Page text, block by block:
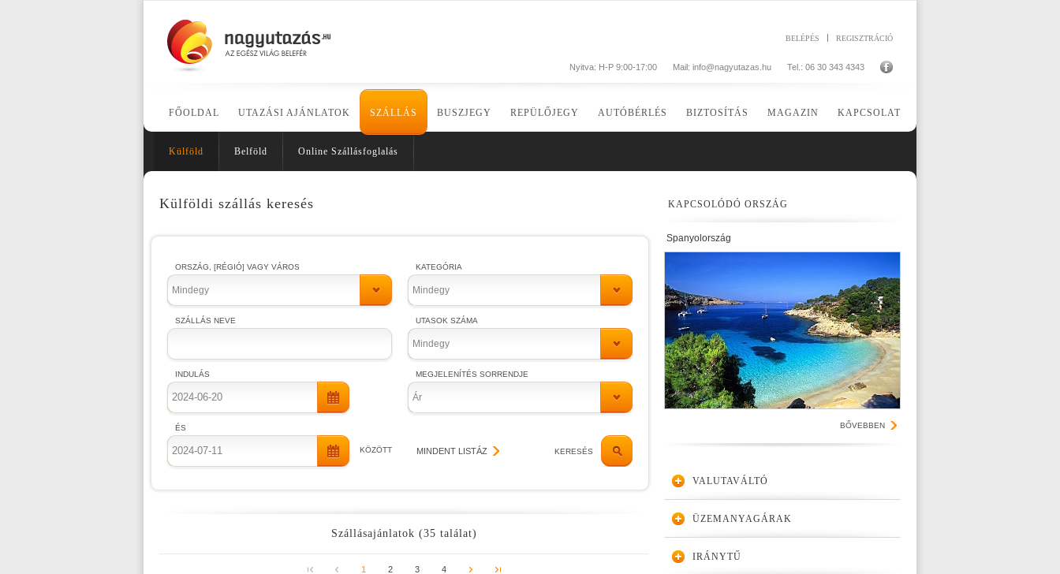
REGISZTRÁCIÓ
BELÉPÉS
Tel.: 06 30 343 4343
Mail: info@nagyutazas.hu
Nyitva: H-P 9:00-17:00
FŐOLDAL UTAZÁSI AJÁNLATOK SZÁLLÁS BUSZJEGY REPÜLŐJEGY AUTÓBÉRLÉS BIZTOSÍTÁS MAGAZIN KAPCSOLAT
Külföld Belföld Online Szállásfoglalás
Külföldi szállás keresés
ORSZÁG, [RÉGIÓ] VAGY VÁROS
Mindegy
SZÁLLÁS NEVE
INDULÁS
ÉS
KÖZÖTT
KATEGÓRIA
Mindegy
UTASOK SZÁMA
Mindegy
MEGJELENÍTÉS SORRENDJE
Ár
KERESÉS
MINDENT LISTÁZ
Szállásajánlatok (35 találat)
1 2 3 4
KAPCSOLÓDÓ ORSZÁG
Spanyolország
BŐVEBBEN
VALUTAVÁLTÓ
ÜZEMANYAGÁRAK
IRÁNYTŰ